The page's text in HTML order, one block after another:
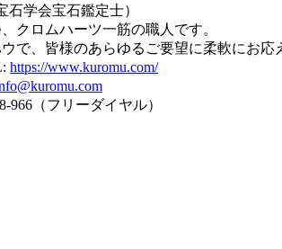
学会宝石鑑定士）
クロムハーツ一筋の職人です。
で、皆様のあらゆるご要望に柔軟にお応
https://www.kuromu.com/
966（フリーダイヤル）